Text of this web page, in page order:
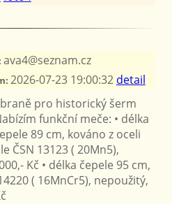
ava4@seznam.cz
2026-07-23 19:00:32 detail
pro historický šerm
funkční meče: • délka
89 cm, kováno z oceli
ČSN 13123 ( 20Mn5),
Kč • délka čepele 95 cm,
( 16MnCr5), nepoužitý,